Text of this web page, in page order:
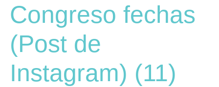
Congreso fechas
(Post de
Instagram) (11)